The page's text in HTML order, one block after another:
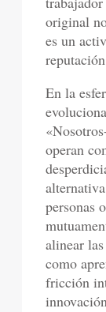
original
es un
En la
operan
personas
alinear
como
fricción